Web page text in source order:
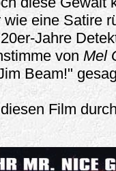
eine Satire
Jahre
von Mel
Beam!"
Film